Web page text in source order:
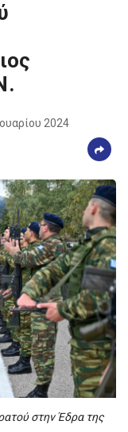
2024
στην Έδρα της